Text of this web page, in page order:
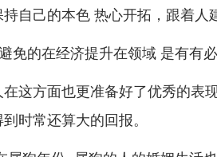
自己的本色 热心开拓，跟着人
免的在经济提升在领域 是有有
这方面也更准备好了优秀的表
时常还算大的回报。